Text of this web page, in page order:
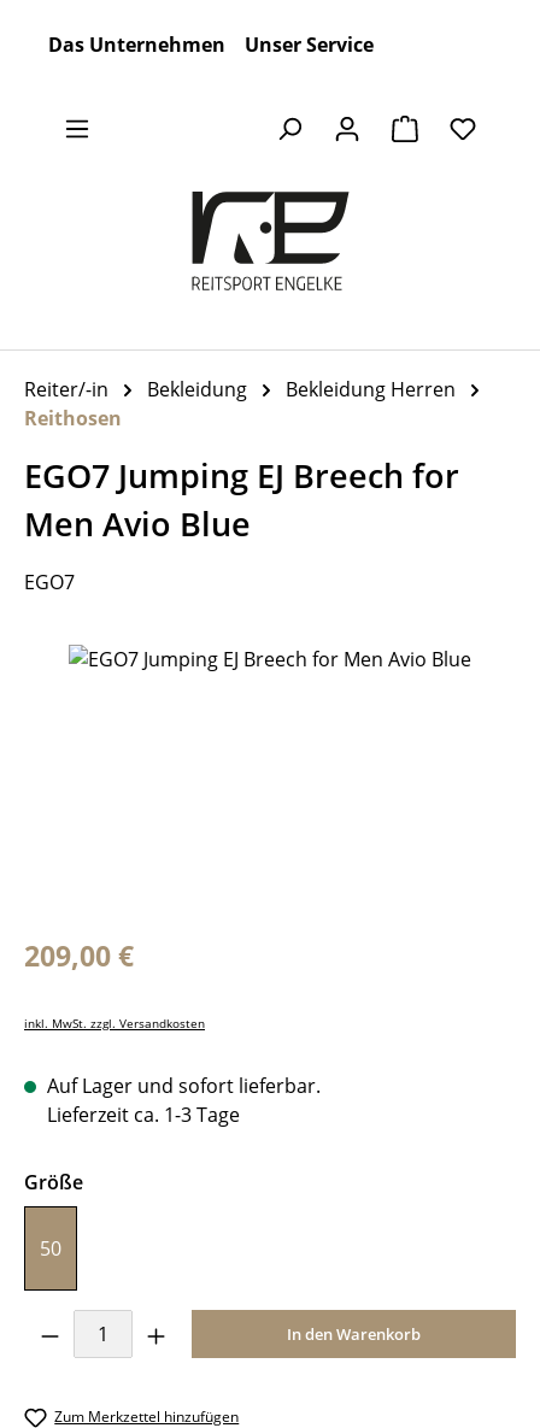
Das Unternehmen Unser Service
Warenkorb
Reiter/-in Bekleidung
Bekleidung Herren
Reithosen
EGO7 Jumping EJ Breech for
Men Avio Blue
EGO7
Bildergalerie überspringen
Regulärer Preis:
209,00 €
inkl. MwSt. zzgl. Versandkosten
Auf Lager und sofort lieferbar.
Lieferzeit ca. 1-3 Tage
Größeauswählen
50
Produkt Anzahl: Gib den gewünschten
In den Warenkorb
Zum Merkzettel hinzufügen